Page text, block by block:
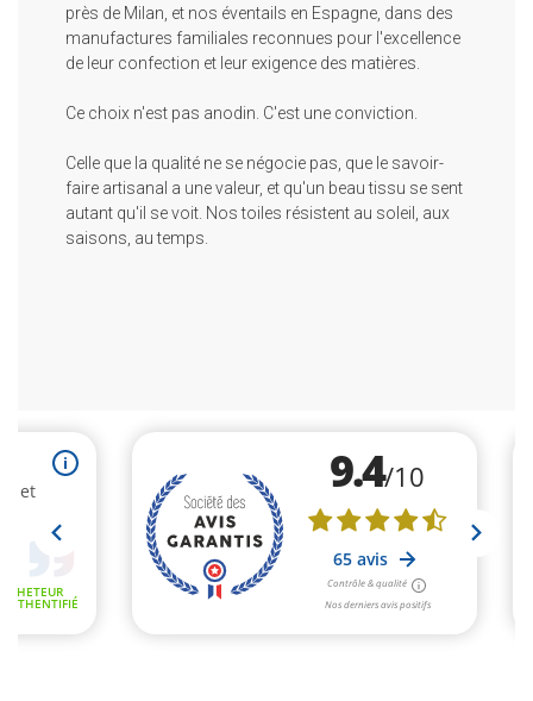
près de Milan, et nos éventails en Espagne, dans des
manufactures familiales reconnues pour l'excellence
de leur confection et leur exigence des matières.
Ce choix n'est pas anodin. C'est une conviction.
Celle que la qualité ne se négocie pas, que le savoir-
faire artisanal a une valeur, et qu'un beau tissu se sent
autant qu'il se voit. Nos toiles résistent au soleil, aux
saisons, au temps.